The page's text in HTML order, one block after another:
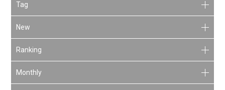
Tag
New
Ranking
Monthly